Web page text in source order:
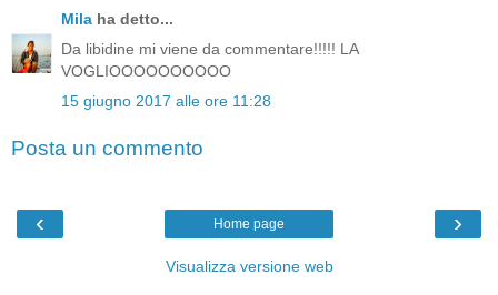
Mila ha detto...
Da libidine mi viene da commentare!!!!! LA
VOGLIOOOOOOOOOO
15 giugno 2017 alle ore 11:28
Posta un commento
‹ ›
Home page
Visualizza versione web